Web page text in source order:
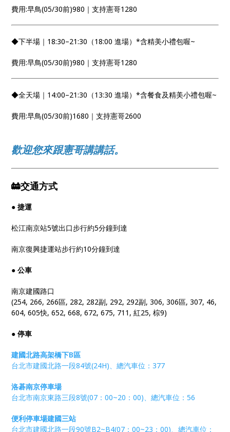
費用:早鳥(05/30前)980｜支持憲哥1280
◆下半場｜18:30–21:30（18:00 進場）*含精美小禮包喔~
費用:早鳥(05/30前)980｜支持憲哥1280
◆全天場｜14:00–21:30（13:30 進場）*含餐食及精美小禮包喔~
費用:早鳥(05/30前)1680｜支持憲哥2600
歡迎您來跟憲哥講講話。
🚋交通方式
● 捷運
松江南京站5號出口步行約5分鐘到達
南京復興捷運站步行約10分鐘到達
● 公車
南京建國路口
(254, 266, 266區, 282, 282副, 292, 292副, 306, 306區, 307, 46,
604, 605快, 652, 668, 672, 675, 711, 紅25, 棕9)
● 停車
建國北路高架橋下B區
台北市建國北路一段84號(24H)、總汽車位：377
洛碁南京停車場
台北市南京東路三段8號(07：00~20：00)、總汽車位：56
便利停車場建國三站
台北市建國北路一段90號B2~B4(07：00~23：00)、總汽車位：